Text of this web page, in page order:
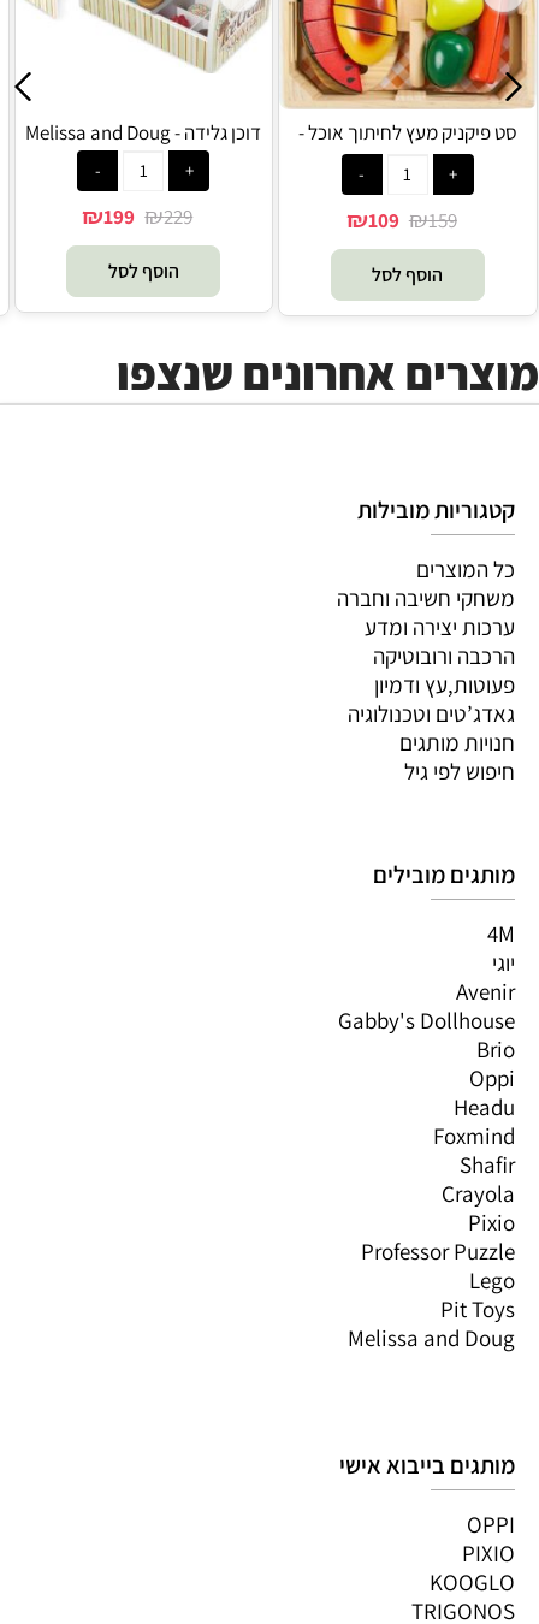
דוכן גלידה - Melissa and Doug
₪229
₪199
הוסף לסל
סט פיקניק מעץ לחיתוך אוכל -
Melissa and Doug
₪159
₪109
הוסף לסל
מוצרים אחרונים שנצפו
קטגוריות מובילות
כל המוצרים
משחקי חשיבה וחברה
ערכות יצירה ומדע
הרכבה ורובוטיקה
פעוטות,עץ ודמיון
גאדג’טים וטכנולוגיה
חנויות מותגים
חיפוש לפי גיל
מותגים מובילים
4M
יוגי
Avenir
Gabby's Dollhouse
Brio
Oppi
Headu
Foxmind
Shafir
Crayola
Pixio
Professor Puzzle
Lego
Pit Toys
Melissa and Doug
מותגים בייבוא אישי
OPPI
PIXIO
KOOGLO
TRIGONOS